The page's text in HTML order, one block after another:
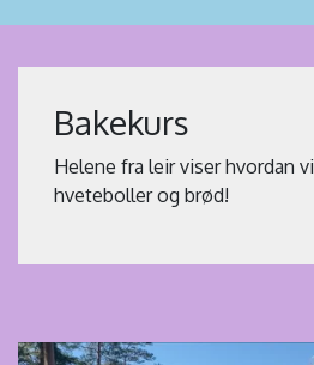
Bakekurs
Helene fra leir viser hvordan
hveteboller og brød!